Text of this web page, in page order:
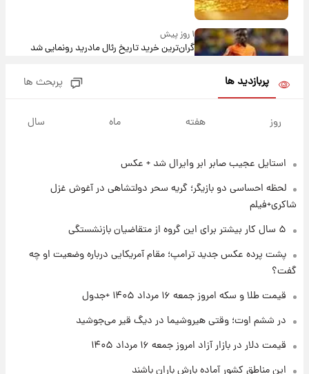
۱ روز پیش
گران‌ترین خرید تاریخ رئال مادرید رونمایی شد
روزها پربارش‌تر خواهند بود؟
۱ روز پیش
شد؛ تیکدری، محبی و سرگیف با اعداد ویژه
۱ روز پیش
شد+فیلم
۱ روز پیش
امروز پنجشنبه ۱۵ مرداد ۱۴۰۵ +جدول
قیمت طلا و سکه امروز پنجشنبه ۱۵ مرداد ۱۴۰۵
پربازدید ها پربحث ها
روز هفته ماه سال
استایل عجیب صابر ابر وایرال شد + عکس
لحظه احساسی دو بازیگر؛ گریه سحر دولتشاهی در آغوش غزل
شاکری+فیلم
۵ سال کار بیشتر برای این گروه از متقاضیان بازنشستگی
پشت پرده عکس جدید ترامپ؛ مقام آمریکایی درباره وضعیت او چه
گفت؟
قیمت طلا و سکه امروز جمعه ۱۶ مرداد ۱۴۰۵ +جدول
در ششم اوت؛ وقتی هیروشیما در دیگ قیر می‌جوشید
قیمت دلار در بازار آزاد امروز جمعه ۱۶ مرداد ۱۴۰۵
این مناطق کشور آماده بارش باران باشند